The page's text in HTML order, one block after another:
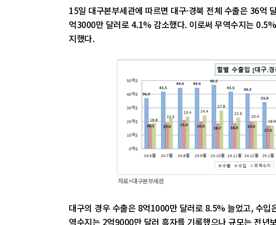
15일 대구본부세관에 따르면 대구·경북 전체 수출은 36억
억3000만 달러로 4.1% 감소했다. 이로써 무역수지는
지했다.
자료=대구본부세관
대구의 경우 수출은 8억1000만 달러로 8.5% 늘었고, 수
역수지는 2억9000만 달러 흑자를 기록했으나 규모는 전